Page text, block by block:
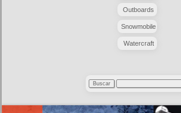
Outboards
Snowmobile
Watercraft